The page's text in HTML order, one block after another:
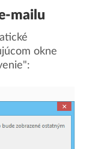
mailu
okne